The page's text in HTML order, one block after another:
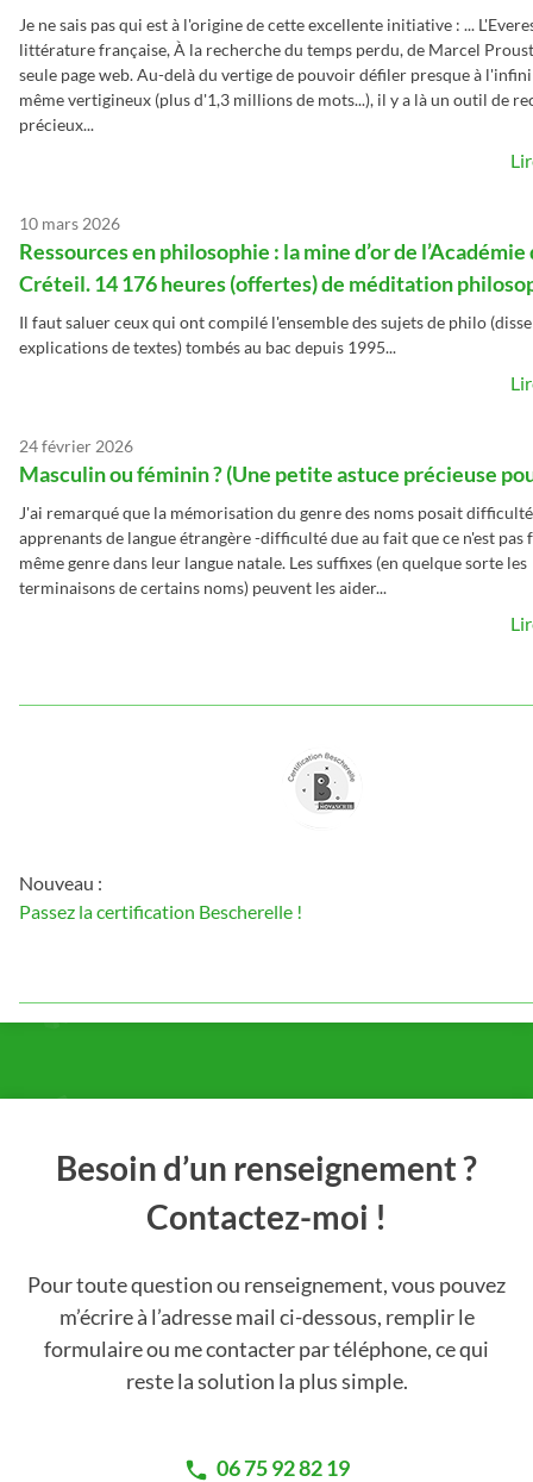
Je ne sais pas qui est à l'origine de cette excellente initiative : ...
littérature française, À la recherche du temps perdu, de Marcel
seule page web. Au-delà du vertige de pouvoir défiler presque à
même vertigineux (plus d'1,3 millions de mots...), il y a là un outil de
précieux...
10 mars 2026
Ressources en philosophie : la mine d’or de l’Académie
Créteil. 14 176 heures (offertes) de méditation
Il faut saluer ceux qui ont compilé l'ensemble des sujets de philo
explications de textes) tombés au bac depuis 1995...
24 février 2026
Masculin ou féminin ? (Une petite astuce précieuse
J'ai remarqué que la mémorisation du genre des noms posait
apprenants de langue étrangère -difficulté due au fait que ce n'est pas
même genre dans leur langue natale. Les suffixes (en quelque sorte les
terminaisons de certains noms) peuvent les aider...
Nouveau :
Passez la certification Bescherelle !
Besoin d’un renseignement ?
Contactez-moi !
Pour toute question ou renseignement, vous pouvez
m’écrire à l’adresse mail ci-dessous, remplir le
formulaire ou me contacter par téléphone, ce qui
reste la solution la plus simple.
06 75 92 82 19